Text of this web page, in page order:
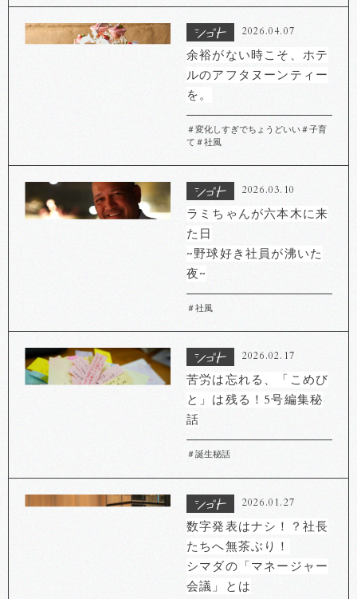
2026.04.07
余裕がない時こそ、ホテ
ルのアフタヌーンティー
を。
＃変化しすぎでちょうどいい＃子育
て ＃社風
2026.03.10
ラミちゃんが六本木に来
た日
~野球好き社員が沸いた
夜~
＃社風
2026.02.17
苦労は忘れる、「こめび
と」は残る！5号編集秘
話
＃誕生秘話
2026.01.27
数字発表はナシ！？社長
たちへ無茶ぶり！
シマダの「マネージャー
会議」とは